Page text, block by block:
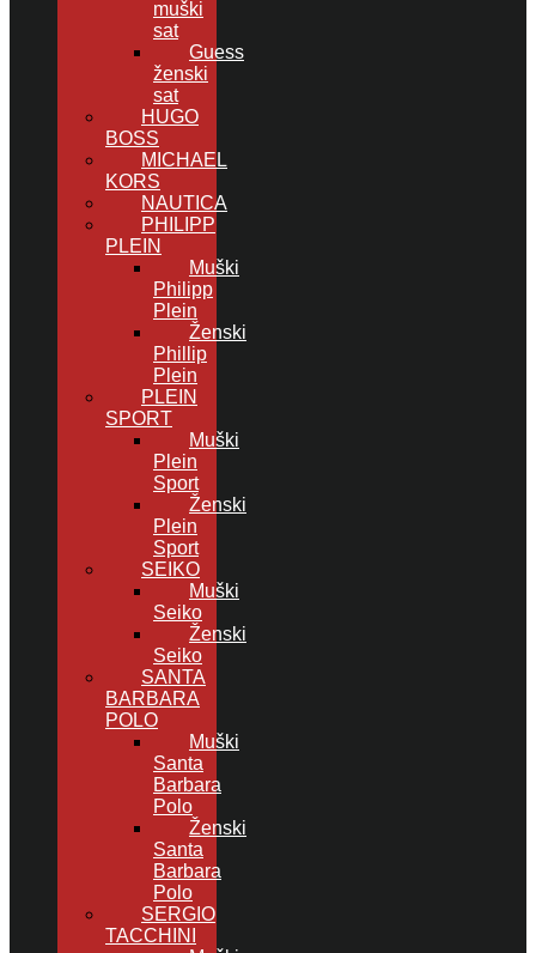
muški
sat
Guess
ženski
sat
HUGO
BOSS
MICHAEL
KORS
NAUTICA
PHILIPP
PLEIN
Muški
Philipp
Plein
Ženski
Phillip
Plein
PLEIN
SPORT
Muški
Plein
Sport
Ženski
Plein
Sport
SEIKO
Muški
Seiko
Ženski
Seiko
SANTA
BARBARA
POLO
Muški
Santa
Barbara
Polo
Ženski
Santa
Barbara
Polo
SERGIO
TACCHINI